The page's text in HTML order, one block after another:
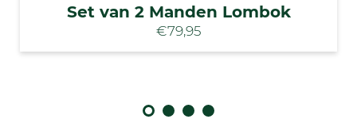
Set van 2 Manden Lombok
€79,95